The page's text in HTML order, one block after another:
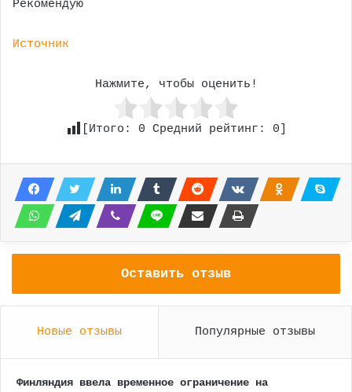
Рекомендую
Источник
Нажмите, чтобы оценить!
[Итого: 0 Средний рейтинг: 0
Оставить отзыв
Новые отзывы Популярные отзывы
Финляндия ввела временное ограничение на